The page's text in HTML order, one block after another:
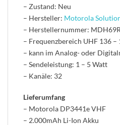
– Zustand: Neu
– Hersteller: Motorola
– Herstellernummer:
– Frequenzbereich UHF 136 –
– kann im Analog- oder
– Sendeleistung: 1 – 5 Watt
– Kanäle: 32
Lieferumfang
– Motorola DP3441e VHF
– 2.000mAh Li-Ion Akku